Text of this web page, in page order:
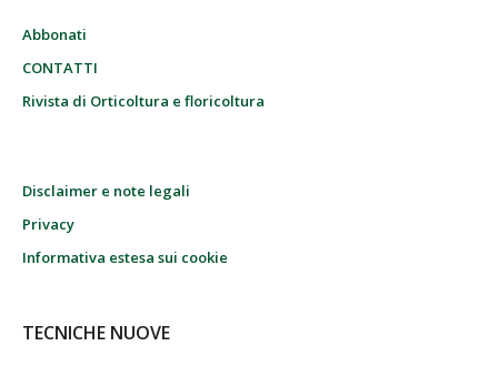
Abbonati
CONTATTI
Rivista di Orticoltura e floricoltura
Disclaimer e note legali
Privacy
Informativa estesa sui cookie
TECNICHE NUOVE